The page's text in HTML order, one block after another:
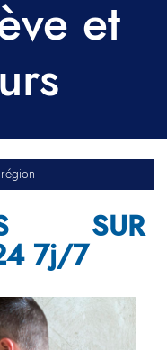
et
SUR
7j/7